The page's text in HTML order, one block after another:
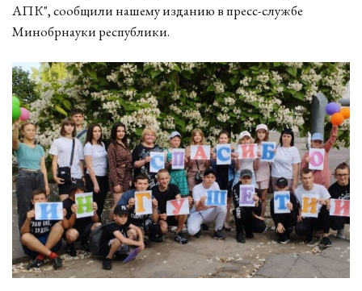
АПК", сообщили нашему изданию в пресс-службе
Минобрнауки республики.